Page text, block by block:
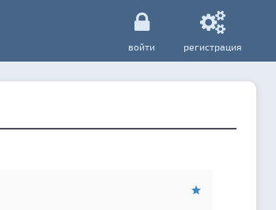
войти регистрация